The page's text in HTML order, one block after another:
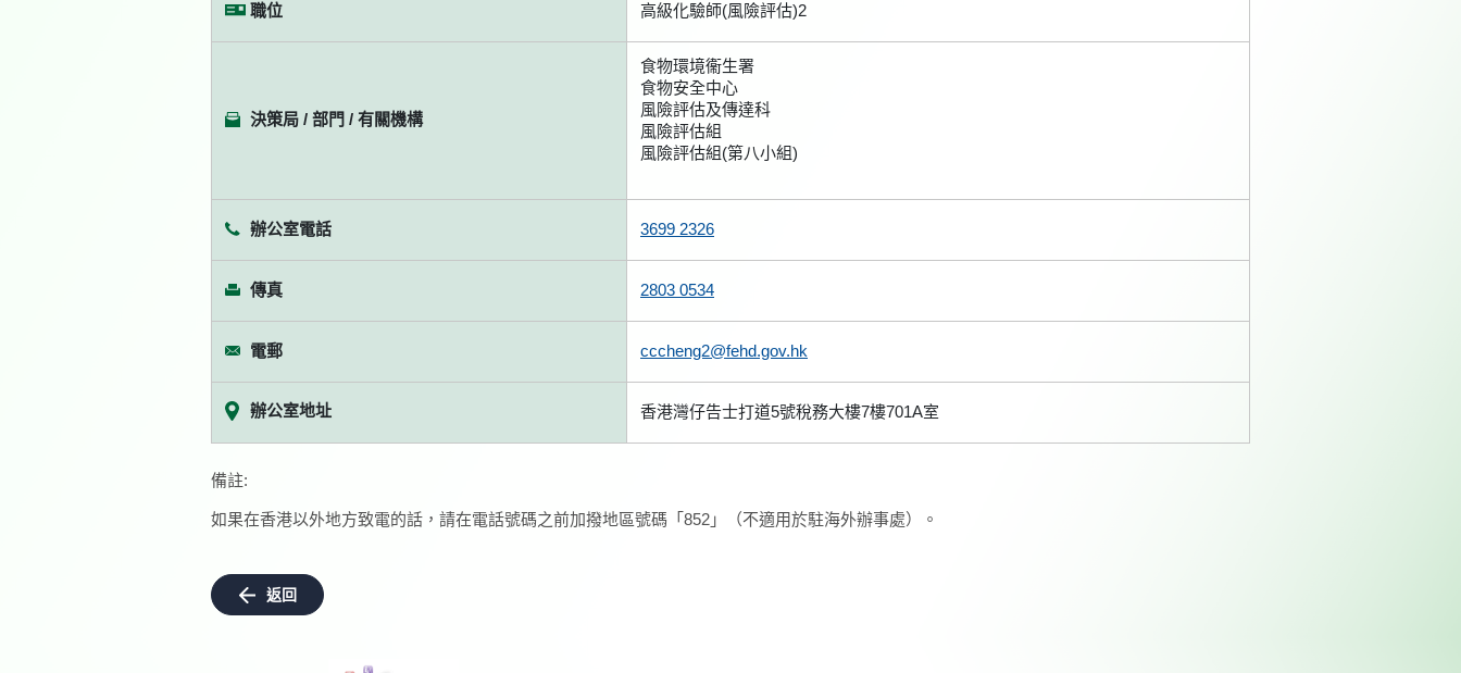
職位 高級化驗師(風險評估)2
決策局 / 部門 / 有關機構
食物環境衞生署
食物安全中心
風險評估及傳達科
風險評估組
風險評估組(第八小組)
辦公室電話 3699 2326
傳真 2803 0534
電郵 cccheng2@fehd.gov.hk
辦公室地址 香港灣仔告士打道5號稅務大樓7樓701A室
備註:
如果在香港以外地方致電的話，請在電話號碼之前加撥地區號碼「852」（不適用於駐海外辦事處）。
返回